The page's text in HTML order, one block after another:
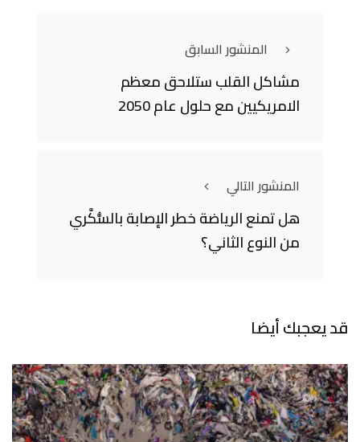
المنشور السابق
مشاكل القلب ستلاحق معظم
الامريكيين مع حلول عام 2050
المنشور التالي
هل تمنع الرياضة خطر الإصابة بالسُّكَّري
من النوع الثاني؟
قد يعجبك أيضا